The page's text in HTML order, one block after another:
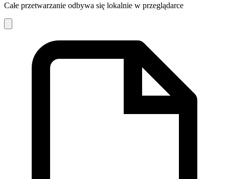
Całe przetwarzanie odbywa się lokalnie w przeglądarce